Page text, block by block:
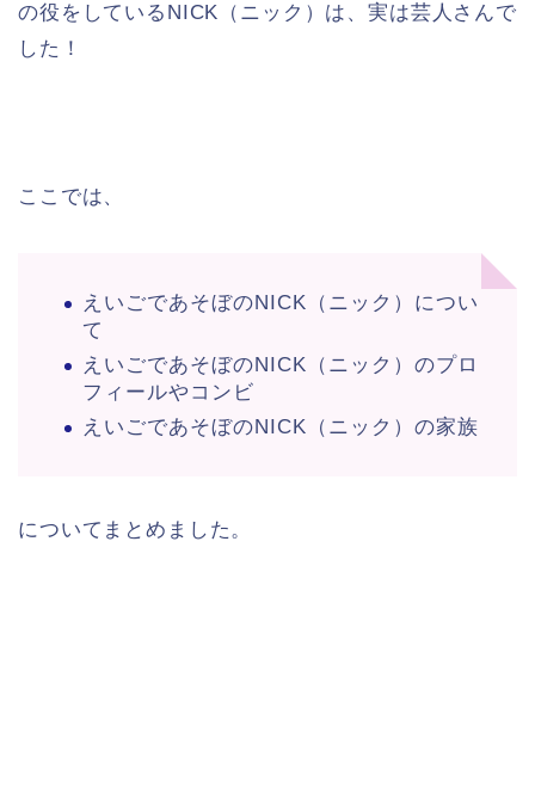
の役をしているNICK（ニック）は、実は芸人さんで
した！
ここでは、
えいごであそぼのNICK（ニック）につい
て
えいごであそぼのNICK（ニック）のプロ
フィールやコンビ
えいごであそぼのNICK（ニック）の家族
についてまとめました。